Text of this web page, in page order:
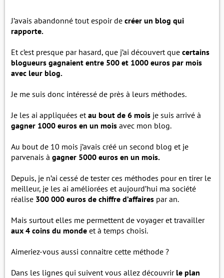
J’avais abandonné tout espoir de créer un blog qui
rapporte.
Et c’est presque par hasard, que j’ai découvert que certains
blogueurs gagnaient entre 500 et 1000 euros par mois
avec leur blog.
Je me suis donc intéressé de près à leurs méthodes.
Je les ai appliquées etau bout de 6 mois je suis arrivé à
gagner 1000 euros en un mois avec mon blog.
Au bout de 10 mois j’avais créé un second blog et je
parvenais à gagner 5000 euros en un mois.
Depuis, je n’ai cessé de tester ces méthodes pour en tirer le
meilleur, je les ai améliorées et aujourd’hui ma société
réalise 300 000 euros de chiffre d’affaires par an.
Mais surtout elles me permettent de voyager et travailler
aux 4 coins du monde et à temps choisi.
Aimeriez-vous aussi connaitre cette méthode ?
Dans les lignes qui suivent vous allez découvrirle plan